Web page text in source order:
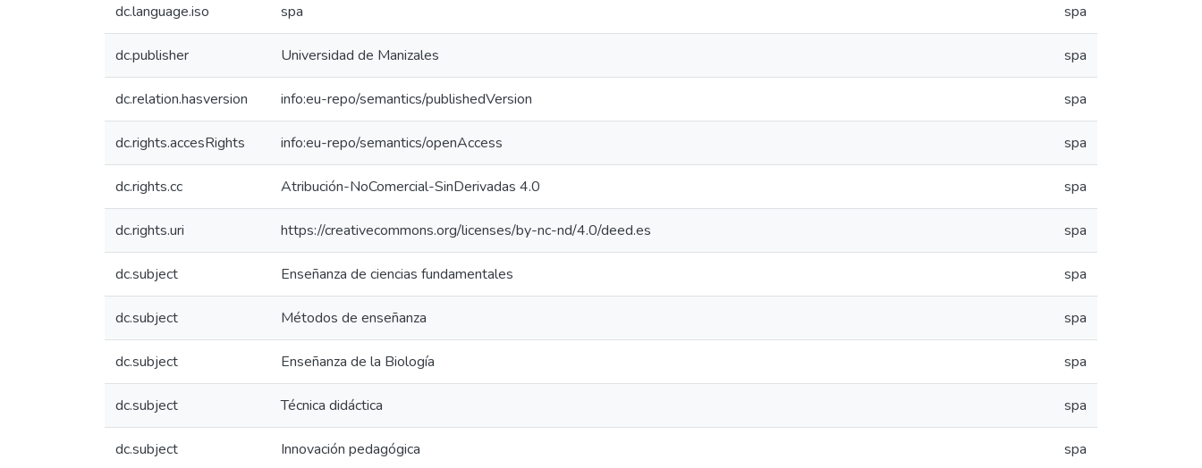
dc.language.iso spa spa
dc.publisher Universidad de Manizales spa
dc.relation.hasversion info:eu-repo/semantics/publishedVersion spa
dc.rights.accesRights info:eu-repo/semantics/openAccess spa
dc.rights.cc Atribución-NoComercial-SinDerivadas 4.0 spa
dc.rights.uri https://creativecommons.org/licenses/by-nc-nd/4.0/deed.es spa
dc.subject Enseñanza de ciencias fundamentales spa
dc.subject Métodos de enseñanza spa
dc.subject Enseñanza de la Biología spa
dc.subject Técnica didáctica spa
dc.subject Innovación pedagógica spa